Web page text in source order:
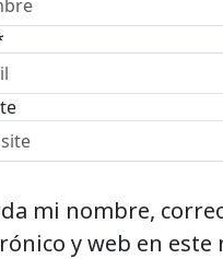
mi nombre,
y web en este